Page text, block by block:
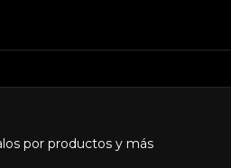
por productos y más